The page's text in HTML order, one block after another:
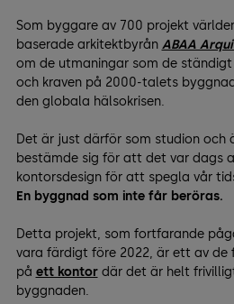
Som byggare av 700 projekt
baserade arkitektbyrån ABAA
om de utmaningar som de
och kraven på 2000-talets
den globala hälsokrisen.
Det är just därför som studion och
bestämde sig för att det var dags
kontorsdesign för att spegla vår
En byggnad som inte får beröras.
Detta projekt, som fortfarande
vara färdigt före 2022, är ett av de
på ett kontordär det är helt
byggnaden.